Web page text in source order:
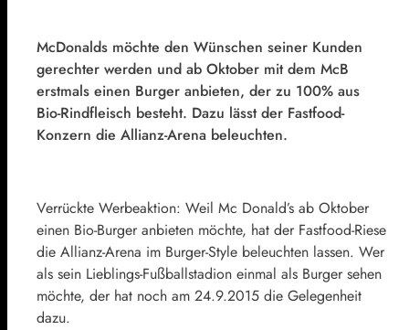
McDonalds möchte den Wünschen seiner Kunden
gerechter werden und ab Oktober mit dem McB
erstmals einen Burger anbieten, der zu 100% aus
Bio-Rindfleisch besteht. Dazu lässt der Fastfood-
Konzern die Allianz-Arena beleuchten.
Verrückte Werbeaktion: Weil Mc Donald’s ab Oktober
einen Bio-Burger anbieten möchte, hat der Fastfood-Riese
die Allianz-Arena im Burger-Style beleuchten lassen. Wer
als sein Lieblings-Fußballstadion einmal als Burger sehen
möchte, der hat noch am 24.9.2015 die Gelegenheit
dazu.